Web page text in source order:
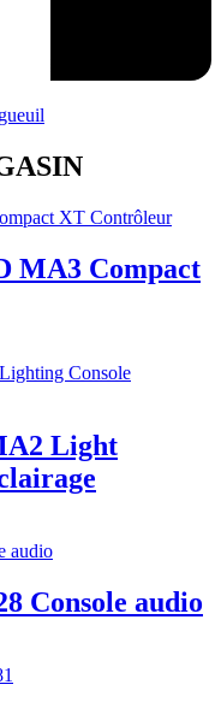
MA3 Compact
Light
Console audio